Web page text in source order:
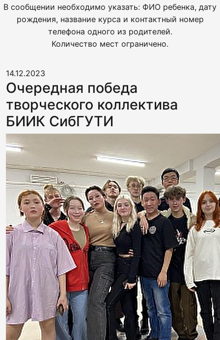
В сообщении необходимо указать: ФИО ребенка, дату
рождения, название курса и контактный номер
телефона одного из родителей.
Количество мест ограничено.
14.12.2023
Очередная победа
творческого коллектива
БИИК СибГУТИ